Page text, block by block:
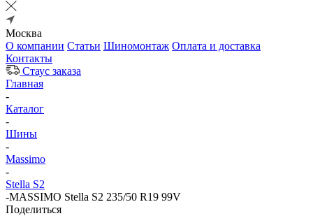
Москва
О компании Статьи Шиномонтаж Оплата и доставка
Контакты
Стаус заказа
Главная
-
Каталог
-
Шины
-
Massimo
-
Stella S2
-MASSIMO Stella S2 235/50 R19 99V
Поделиться